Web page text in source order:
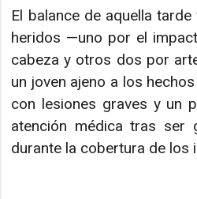
El balance de aquella
heridos —uno por el
cabeza y otros dos por
un joven ajeno a los
con lesiones graves y un
atención médica tras ser
durante la cobertura de los